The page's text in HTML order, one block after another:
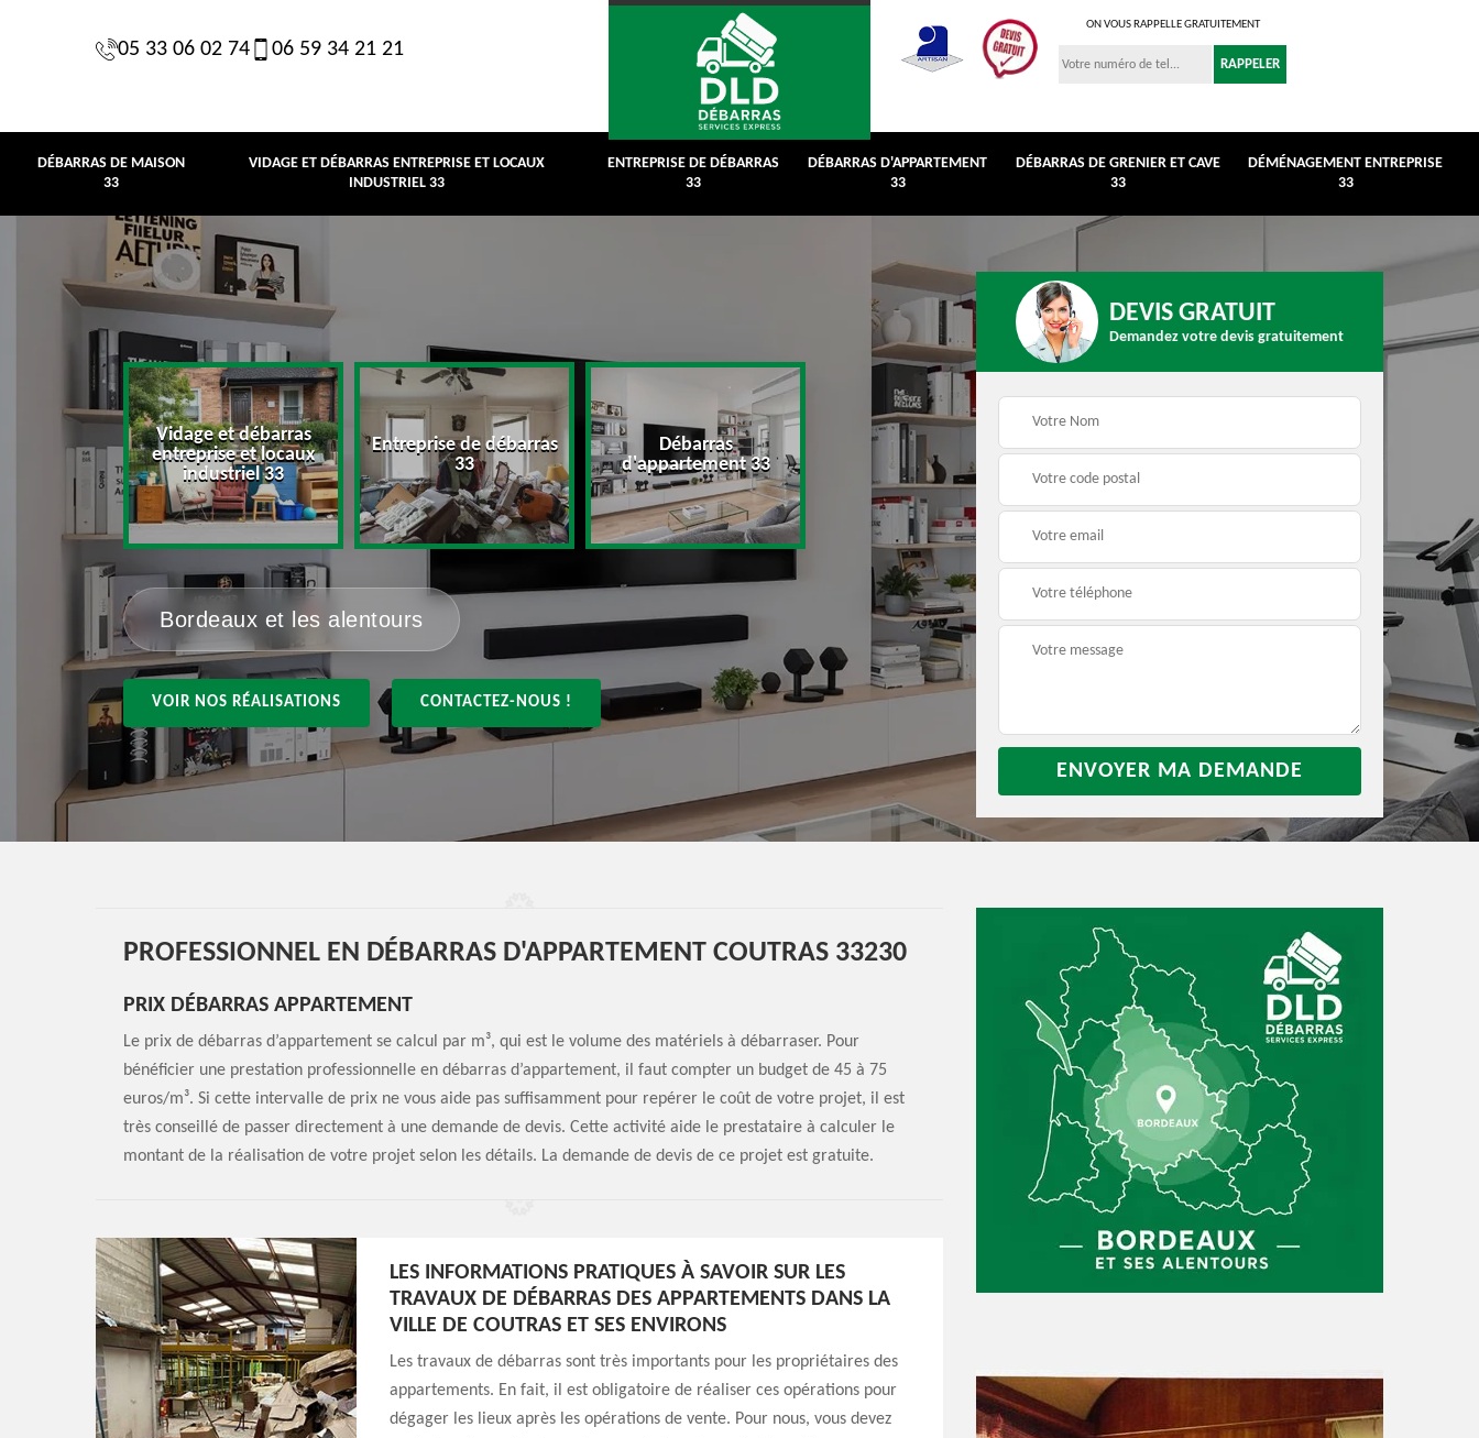
05 33 06 02 74 06 59 34 21 21
ON VOUS RAPPELLE GRATUITEMENT
DÉBARRAS DE MAISON
33
VIDAGE ET DÉBARRAS ENTREPRISE ET LOCAUX
INDUSTRIEL 33
ENTREPRISE DE DÉBARRAS
33
DÉBARRAS D'APPARTEMENT
33
DÉBARRAS DE GRENIER ET CAVE
33
DÉMÉNAGEMENT ENTREPRISE
33
maison 33
Vidage et débarras
entreprise et locaux
industriel 33
Entreprise de débarras
33
Débarras
d'appartement 33
Débarras de grenier et
cave 33
Déménagement
Débarras de maison
Bordeaux et les alentours
VOIR NOS RÉALISATIONS CONTACTEZ-NOUS !
DEVIS GRATUIT
Demandez votre devis gratuitement
PROFESSIONNEL EN DÉBARRAS D'APPARTEMENT COUTRAS 33230
PRIX DÉBARRAS APPARTEMENT
Le prix de débarras d’appartement se calcul par m³, qui est le volume des matériels à débarraser. Pour
bénéficier une prestation professionnelle en débarras d’appartement, il faut compter un budget de 45 à 75
euros/m³. Si cette intervalle de prix ne vous aide pas suffisamment pour repérer le coût de votre projet, il est
très conseillé de passer directement à une demande de devis. Cette activité aide le prestataire à calculer le
montant de la réalisation de votre projet selon les détails. La demande de devis de ce projet est gratuite.
LES INFORMATIONS PRATIQUES À SAVOIR SUR LES
TRAVAUX DE DÉBARRAS DES APPARTEMENTS DANS LA
VILLE DE COUTRAS ET SES ENVIRONS
Les travaux de débarras sont très importants pour les propriétaires des
appartements. En fait, il est obligatoire de réaliser ces opérations pour
dégager les lieux après les opérations de vente. Pour nous, vous devez